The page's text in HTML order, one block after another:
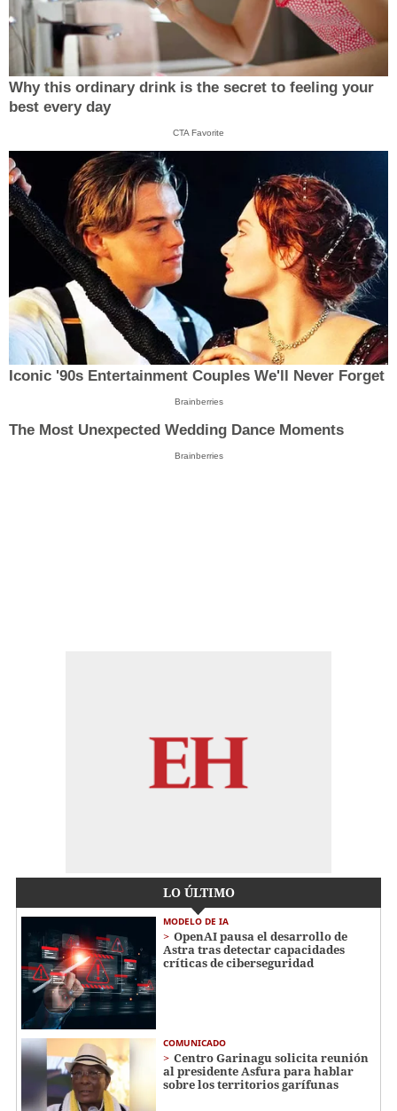
Why this ordinary drink is the secret to feeling your
best every day
CTA Favorite
Iconic '90s Entertainment Couples We'll Never Forget
Brainberries
The Most Unexpected Wedding Dance Moments
Brainberries
LO ÚLTIMO
MODELO DE IA
OpenAI pausa el desarrollo de
Astra tras detectar capacidades
críticas de ciberseguridad
COMUNICADO
Centro Garinagu solicita reunión
al presidente Asfura para hablar
sobre los territorios garífunas